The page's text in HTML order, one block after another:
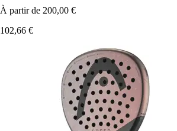
À partir de 200,00 €
102,66 €